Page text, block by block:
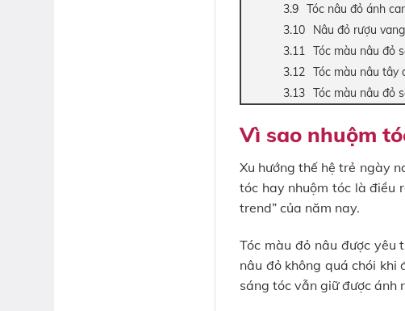
Tóc nâu đỏ ánh
Nâu đỏ rượu vang
Tóc màu nâu đỏ
Tóc màu nâu tây
Tóc màu nâu đỏ
Vì sao nhuộm
Xu hướng thế hệ trẻ ngày
tóc hay nhuộm tóc là điều
trend” của năm nay.
Tóc màu đỏ nâu được yêu
nâu đỏ không quá chói
sáng tóc vẫn giữ được ánh